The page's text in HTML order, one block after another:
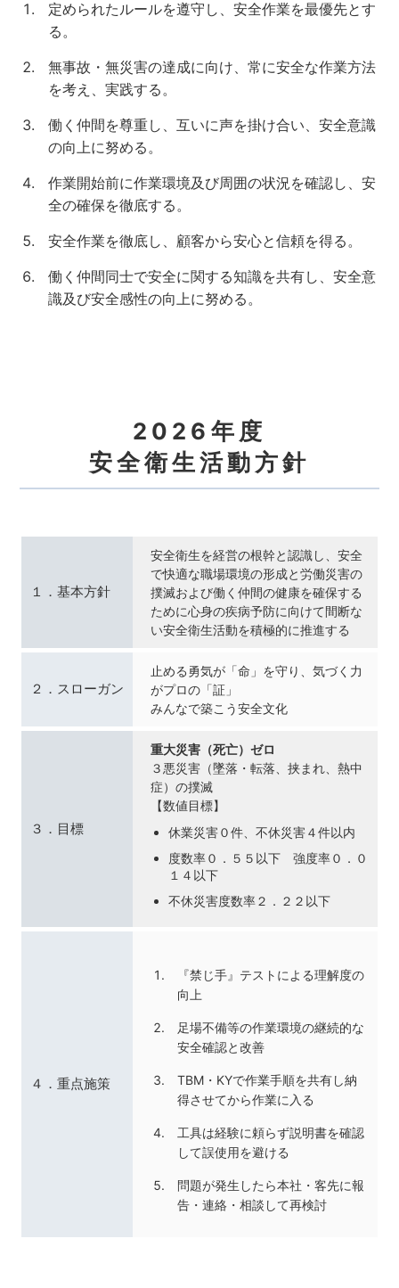
定められたルールを遵守し、安全作業を最優先とす
る。
無事故・無災害の達成に向け、常に安全な作業方法
を考え、実践する。
働く仲間を尊重し、互いに声を掛け合い、安全意識
の向上に努める。
作業開始前に作業環境及び周囲の状況を確認し、安
全の確保を徹底する。
安全作業を徹底し、顧客から安心と信頼を得る。
働く仲間同士で安全に関する知識を共有し、安全意
識及び安全感性の向上に努める。
2026年度
安全衛生活動方針
１．基本方針
安全衛生を経営の根幹と認識し、安全
で快適な職場環境の形成と労働災害の
撲滅および働く仲間の健康を確保する
ために心身の疾病予防に向けて間断な
い安全衛生活動を積極的に推進する
２．スローガン
止める勇気が「命」を守り、気づく力
がプロの「証」
みんなで築こう安全文化
３．目標
重大災害（死亡）ゼロ
３悪災害（墜落・転落、挟まれ、熱中
症）の撲滅
【数値目標】
休業災害０件、不休災害４件以内
度数率０．５５以下 強度率０．０
１４以下
不休災害度数率２．２２以下
４．重点施策
『禁じ手』テストによる理解度の
向上
足場不備等の作業環境の継続的な
安全確認と改善
TBM・KYで作業手順を共有し納
得させてから作業に入る
工具は経験に頼らず説明書を確認
して誤使用を避ける
問題が発生したら本社・客先に報
告・連絡・相談して再検討